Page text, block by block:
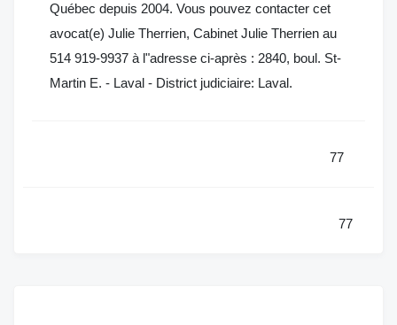
Québec depuis 2004. Vous pouvez contacter cet
avocat(e) Julie Therrien, Cabinet Julie Therrien au
514 919-9937 à l"adresse ci-après : 2840, boul. St-
Martin E. - Laval - District judiciaire: Laval.
77
77